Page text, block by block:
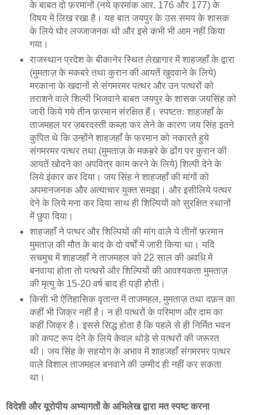
के बाबत दो फ़रमानों (नये क्रमांक आर. 176 और 177) के
विषय में लिख रखा है। यह बात जयपुर के उस समय के शासक
के लिये घोर लज्जाजनक थी और इसे कभी भी आम नहीं किया
गया।
राजस्थान प्रदेश के बीकानेर स्थित लेखागार में शाहजहाँ के द्वारा
(मुमताज़ के मकबरे तथा कुरान की आयतें खुदवाने के लिये)
मरकाना के खदानों से संगमरमर पत्थर और उन पत्थरों को
तराशने वाले शिल्पी भिजवाने बाबत जयपुर के शासक जयसिंह को
जारी किये गये तीन फ़रमान संरक्षित हैं। स्पष्टतः शाहजहाँ के
ताजमहल पर ज़बरदस्ती कब्ज़ा कर लेने के कारण जय सिंह इतने
कुपित थे कि उन्होंने शाहजहाँ के फरमान को नकारते हुये
संगमरमर पत्थर तथा (मुमताज़ के मकब़रे के ढोंग पर कुरान की
आयतें खोदने का अपवित्र काम करने के लिये) शिल्पी देने के
लिये इंकार कर दिया। जय सिंह ने शाहजहाँ की मांगों को
अपमानजनक और अत्याचार युक्त समझा। और इसीलिये पत्थर
देने के लिये मना कर दिया साथ ही शिल्पियों को सुरक्षित स्थानों
में छुपा दिया।
शाहजहाँ ने पत्थर और शिल्पियों की मांग वाले ये तीनों फ़रमान
मुमताज़ की मौत के बाद के दो वर्षों में जारी किया था। यदि
सचमुच में शाहजहाँ ने ताजमहल को 22 साल की अवधि में
बनवाया होता तो पत्थरों और शिल्पियों की आवश्यकता मुमताज़
की मृत्यु के 15-20 वर्ष बाद ही पड़ी होती।
किसी भी ऐतिहासिक वृतान्त में ताजमहल, मुमताज़ तथा दफ़न का
कहीं भी जिक्र नहीं है। न ही पत्थरों के परिमाण और दाम का
कहीं जिक्र है। इससे सिद्ध होता है कि पहले से ही निर्मित भवन
को कपट रूप देने के लिये केवल थोड़े से पत्थरों की जरूरत
थी। जय सिंह के सहयोग के अभाव में शाहजहाँ संगमरमर पत्थर
वाले विशाल ताजमहल बनवाने की उम्मीद ही नहीं कर सकता
था।
विदेशी और यूरोपीय अभ्यागतों के अभिलेख द्वारा मत स्‍पष्‍ट करना